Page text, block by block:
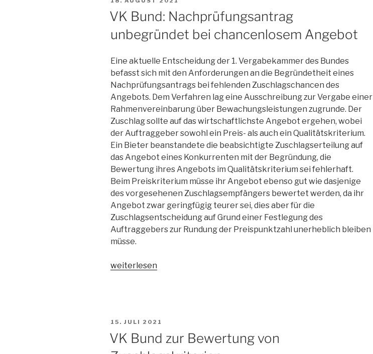
AM
VK Bund: Nachprüfungsantrag
unbegründet bei chancenlosem Angebot
Eine aktuelle Entscheidung der 1. Vergabekammer des Bundes
befasst sich mit den Anforderungen an die Begründetheit eines
Nachprüfungsantrags bei fehlenden Zuschlagschancen des
Angebots. Dem Verfahren lag eine Ausschreibung zur Vergabe einer
Rahmenvereinbarung über Bewachungsleistungen zugrunde. Der
Zuschlag sollte auf das wirtschaftlichste Angebot ergehen, wobei
der Auftraggeber sowohl ein Preis- als auch ein Qualitätskriterium.
Ein Bieter beanstandete die beabsichtigte Zuschlagserteilung auf
das Angebot eines Konkurrenten mit der Begründung, die
Bewertung ihres Angebots im Qualitätskriterium sei fehlerhaft.
Beim Preiskriterium müsse ihr Angebot ebenso gut wie dasjenige
des vorgesehenen Zuschlagsempfängers bewertet werden, da ihr
Angebot zwar geringfügig teurer sei, dies aber für die
Zuschlagsentscheidung auf Grund einer Festlegung des
Auftraggebers zur Rundung der Preispunktzahl unerheblich bleiben
müsse.
„VK
chancenlosem
Angebot“
weiterlesen
VERÖFFENTLICHT
AM
15. JULI 2021
VK Bund zur Bewertung von